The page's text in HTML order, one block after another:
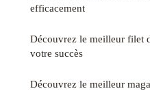
efficacement
Découvrez le meilleur filet
votre succès
Découvrez le meilleur